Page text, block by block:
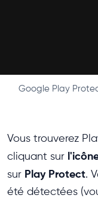
Google Play
Vous trouverez
cliquant sur
sur Play Protect.
été détectées